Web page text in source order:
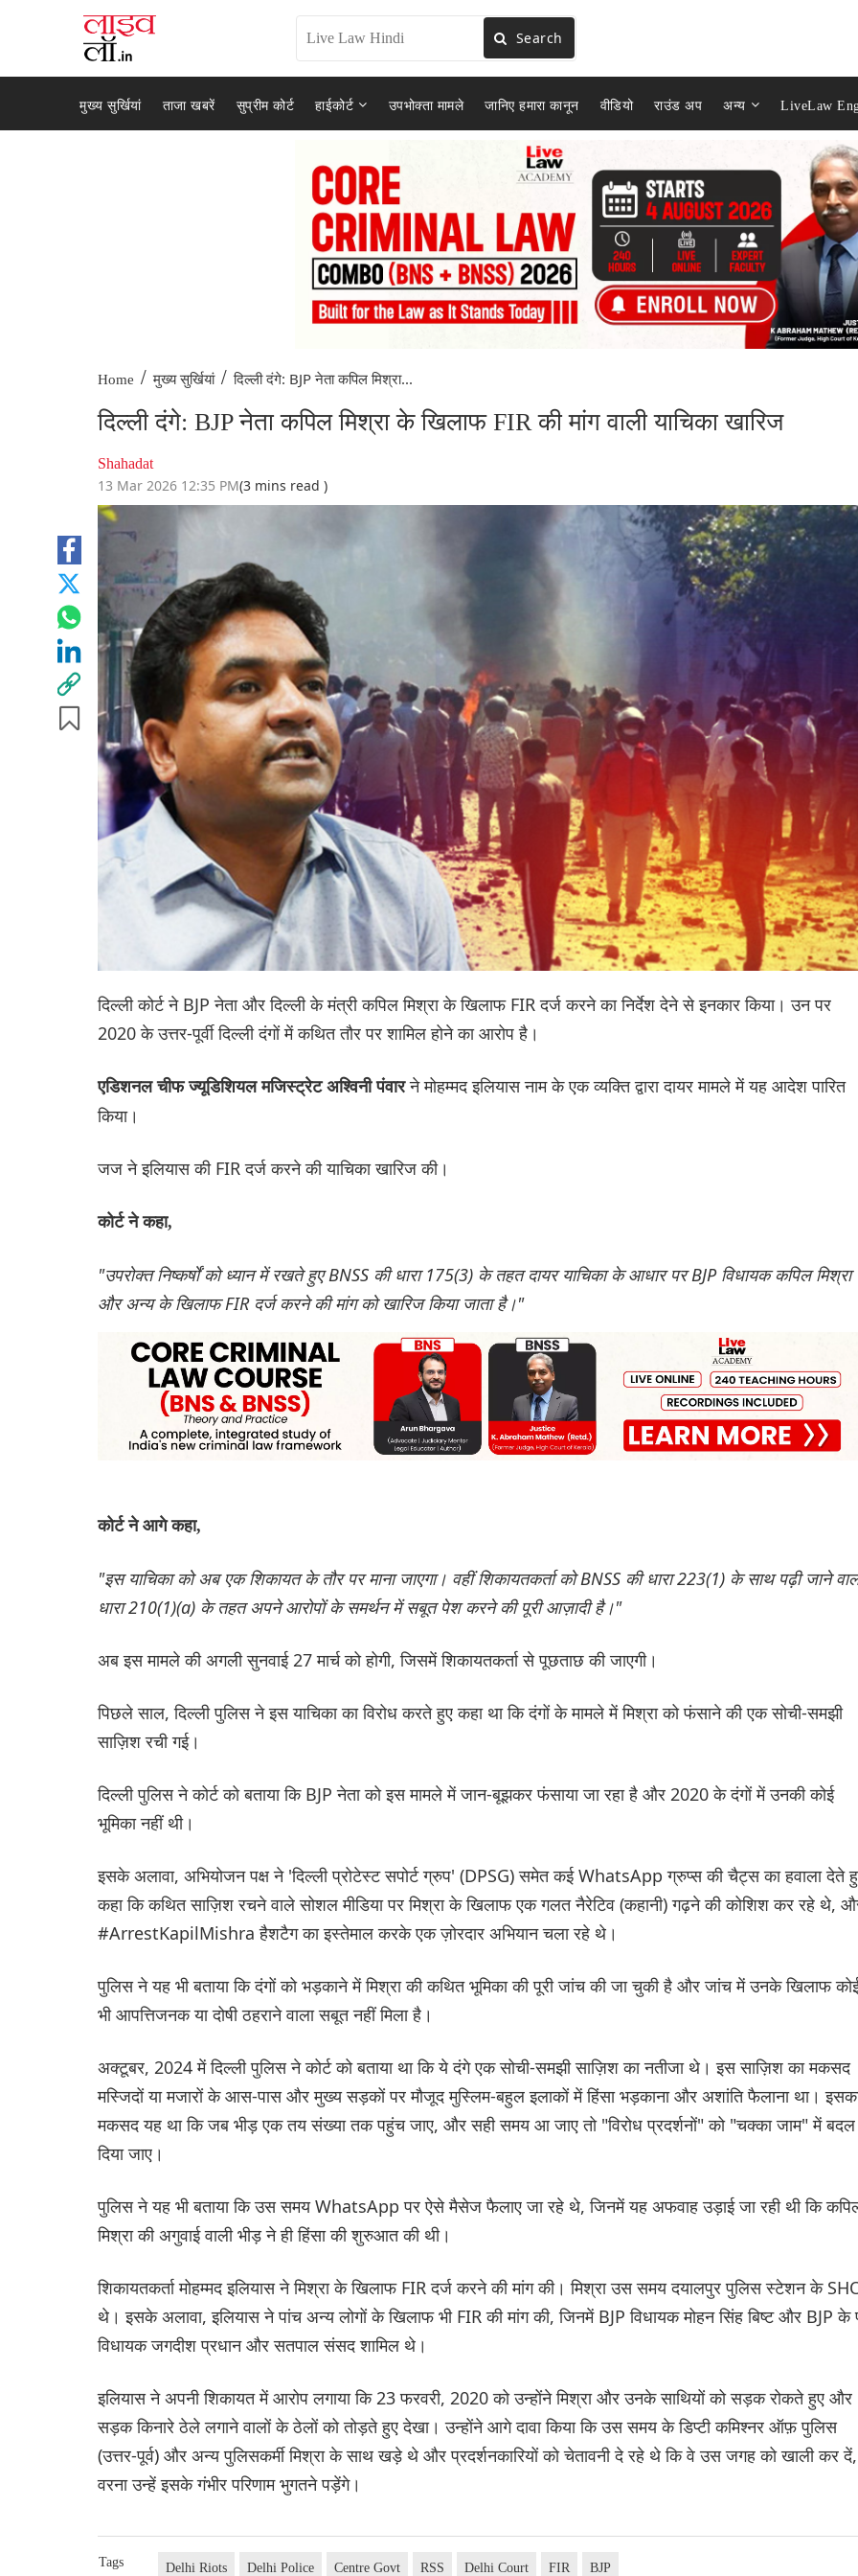
Search
मुख्य सुर्खियां ताजा खबरें सुप्रीम कोर्ट हाईकोर्ट उपभोक्ता मामले जानिए हमारा कानून वीडियो राउंड अप अन्य LiveLaw
Home / मुख्य सुर्खियां / दिल्ली दंगे: BJP नेता कपिल मिश्रा...
दिल्ली दंगे: BJP नेता कपिल मिश्रा के खिलाफ FIR की मांग वाली याचिका खारिज
Shahadat
13 Mar 2026 12:35 PM(3 mins read )
दिल्ली कोर्ट ने BJP नेता और दिल्ली के मंत्री कपिल मिश्रा के खिलाफ FIR दर्ज करने का निर्देश देने से इनकार किया। उन पर
2020 के उत्तर-पूर्वी दिल्ली दंगों में कथित तौर पर शामिल होने का आरोप है।
एडिशनल चीफ ज्यूडिशियल मजिस्ट्रेट अश्विनी पंवारने मोहम्मद इलियास नाम के एक व्यक्ति द्वारा दायर मामले में यह आदेश पारित
किया।
जज ने इलियास की FIR दर्ज करने की याचिका खारिज की।
कोर्ट ने कहा,
"उपरोक्त निष्कर्षों को ध्यान में रखते हुए BNSS की धारा 175(3) के तहत दायर याचिका के आधार पर BJP विधायक कपिल मिश्रा
और अन्य के खिलाफ FIR दर्ज करने की मांग को खारिज किया जाता है।"
कोर्ट ने आगे कहा,
"इस याचिका को अब एक शिकायत के तौर पर माना जाएगा। वहीं शिकायतकर्ता को BNSS की धारा 223(1) के साथ पढ़ी जाने
धारा 210(1)(a) के तहत अपने आरोपों के समर्थन में सबूत पेश करने की पूरी आज़ादी है।"
अब इस मामले की अगली सुनवाई 27 मार्च को होगी, जिसमें शिकायतकर्ता से पूछताछ की जाएगी।
पिछले साल, दिल्ली पुलिस ने इस याचिका का विरोध करते हुए कहा था कि दंगों के मामले में मिश्रा को फंसाने की एक सोची-समझी
साज़िश रची गई।
दिल्ली पुलिस ने कोर्ट को बताया कि BJP नेता को इस मामले में जान-बूझकर फंसाया जा रहा है और 2020 के दंगों में उनकी कोई
भूमिका नहीं थी।
इसके अलावा, अभियोजन पक्ष ने 'दिल्ली प्रोटेस्ट सपोर्ट ग्रुप' (DPSG) समेत कई WhatsApp ग्रुप्स की चैट्स का हवाला देते
कहा कि कथित साज़िश रचने वाले सोशल मीडिया पर मिश्रा के खिलाफ एक गलत नैरेटिव (कहानी) गढ़ने की कोशिश कर रहे थे,
#ArrestKapilMishra हैशटैग का इस्तेमाल करके एक ज़ोरदार अभियान चला रहे थे।
पुलिस ने यह भी बताया कि दंगों को भड़काने में मिश्रा की कथित भूमिका की पूरी जांच की जा चुकी है और जांच में उनके खिलाफ
भी आपत्तिजनक या दोषी ठहराने वाला सबूत नहीं मिला है।
अक्टूबर, 2024 में दिल्ली पुलिस ने कोर्ट को बताया था कि ये दंगे एक सोची-समझी साज़िश का नतीजा थे। इस साज़िश का मकसद
मस्जिदों या मजारों के आस-पास और मुख्य सड़कों पर मौजूद मुस्लिम-बहुल इलाकों में हिंसा भड़काना और अशांति फैलाना था।
मकसद यह था कि जब भीड़ एक तय संख्या तक पहुंच जाए, और सही समय आ जाए तो "विरोध प्रदर्शनों" को "चक्का जाम" में बदल
दिया जाए।
पुलिस ने यह भी बताया कि उस समय WhatsApp पर ऐसे मैसेज फैलाए जा रहे थे, जिनमें यह अफवाह उड़ाई जा रही थी कि
मिश्रा की अगुवाई वाली भीड़ ने ही हिंसा की शुरुआत की थी।
शिकायतकर्ता मोहम्मद इलियास ने मिश्रा के खिलाफ FIR दर्ज करने की मांग की। मिश्रा उस समय दयालपुर पुलिस स्टेशन के
थे। इसके अलावा, इलियास ने पांच अन्य लोगों के खिलाफ भी FIR की मांग की, जिनमें BJP विधायक मोहन सिंह बिष्ट और BJP के
विधायक जगदीश प्रधान और सतपाल संसद शामिल थे।
इलियास ने अपनी शिकायत में आरोप लगाया कि 23 फरवरी, 2020 को उन्होंने मिश्रा और उनके साथियों को सड़क रोकते हुए और
सड़क किनारे ठेले लगाने वालों के ठेलों को तोड़ते हुए देखा। उन्होंने आगे दावा किया कि उस समय के डिप्टी कमिश्नर ऑफ़ पुलिस
(उत्तर-पूर्व) और अन्य पुलिसकर्मी मिश्रा के साथ खड़े थे और प्रदर्शनकारियों को चेतावनी दे रहे थे कि वे उस जगह को खाली कर दें,
वरना उन्हें इसके गंभीर परिणाम भुगतने पड़ेंगे।
Tags Delhi Riots Delhi Police Centre Govt RSS Delhi Court FIR BJP